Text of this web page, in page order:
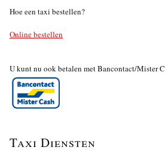
Hoe een taxi bestellen?
Online bestellen
U kunt nu ook betalen met Bancontact/Mister
Taxi Diensten